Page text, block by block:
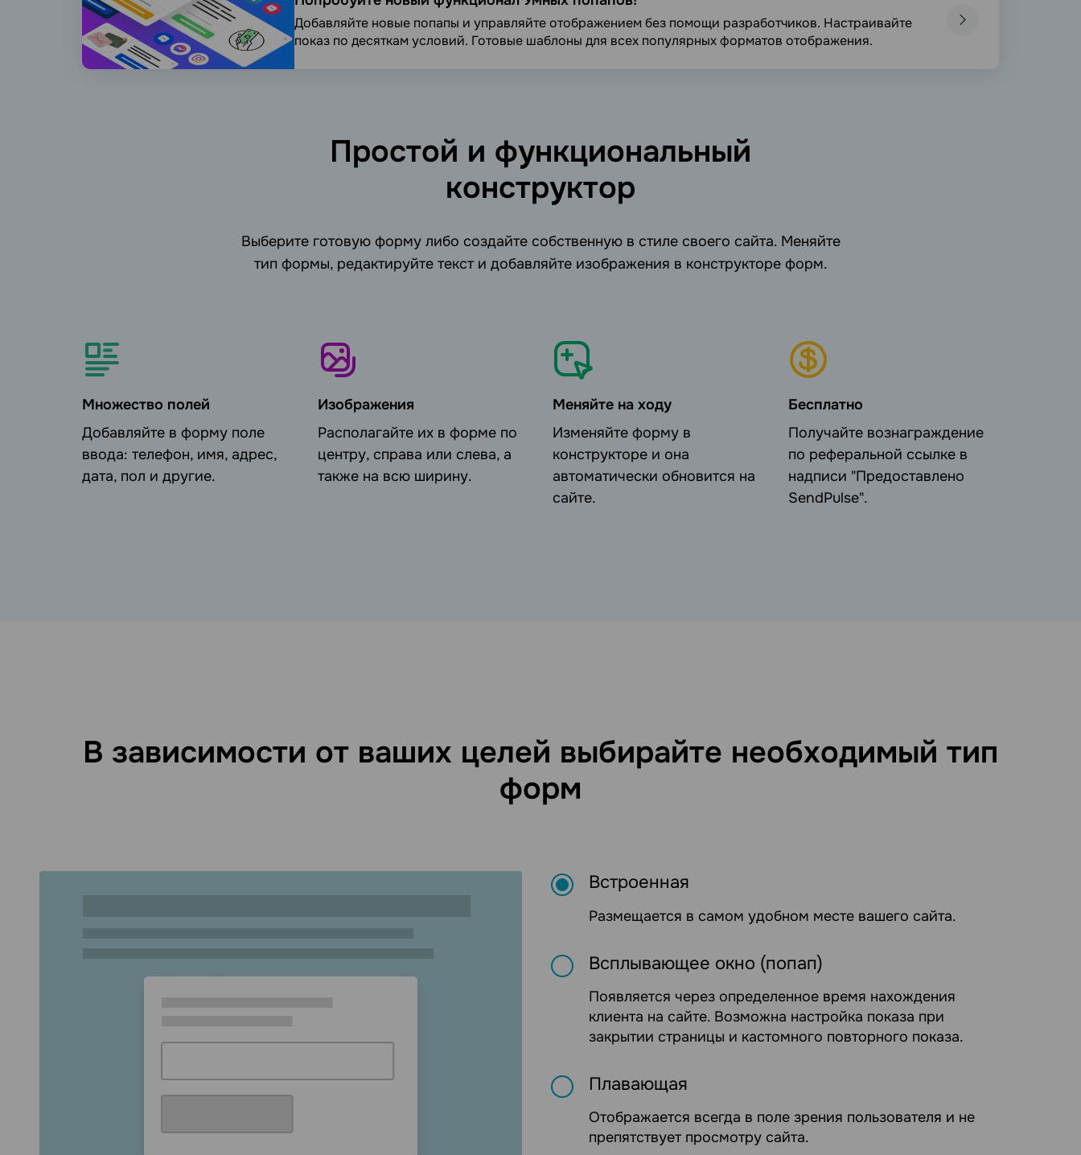
Добавляйте новые попапы и управляйте отображением без помощи разработчиков. Настраивайте
показ по десяткам условий. Готовые шаблоны для всех популярных форматов отображения.
Простой и функциональный
конструктор
Выберите готовую форму либо создайте собственную в стиле своего сайта. Меняйте
тип формы, редактируйте текст и добавляйте изображения в конструкторе форм.
Множество полей
Добавляйте в форму поле
ввода: телефон, имя, адрес,
дата, пол и другие.
Изображения
Располагайте их в форме по
центру, справа или слева, а
также на всю ширину.
Меняйте на ходу
Изменяйте форму в
конструкторе и она
автоматически обновится на
сайте.
Бесплатно
Получайте вознаграждение
по реферальной ссылке в
надписи "Предоставлено
SendPulse".
В зависимости от ваших целей выбирайте необходимый тип
форм
Встроенная
Размещается в самом удобном месте вашего сайта.
Всплывающее окно (попап)
Появляется через определенное время нахождения
клиента на сайте. Возможна настройка показа при
закрытии страницы и кастомного повторного показа.
Плавающая
Отображается всегда в поле зрения пользователя и не
препятствует просмотру сайта.